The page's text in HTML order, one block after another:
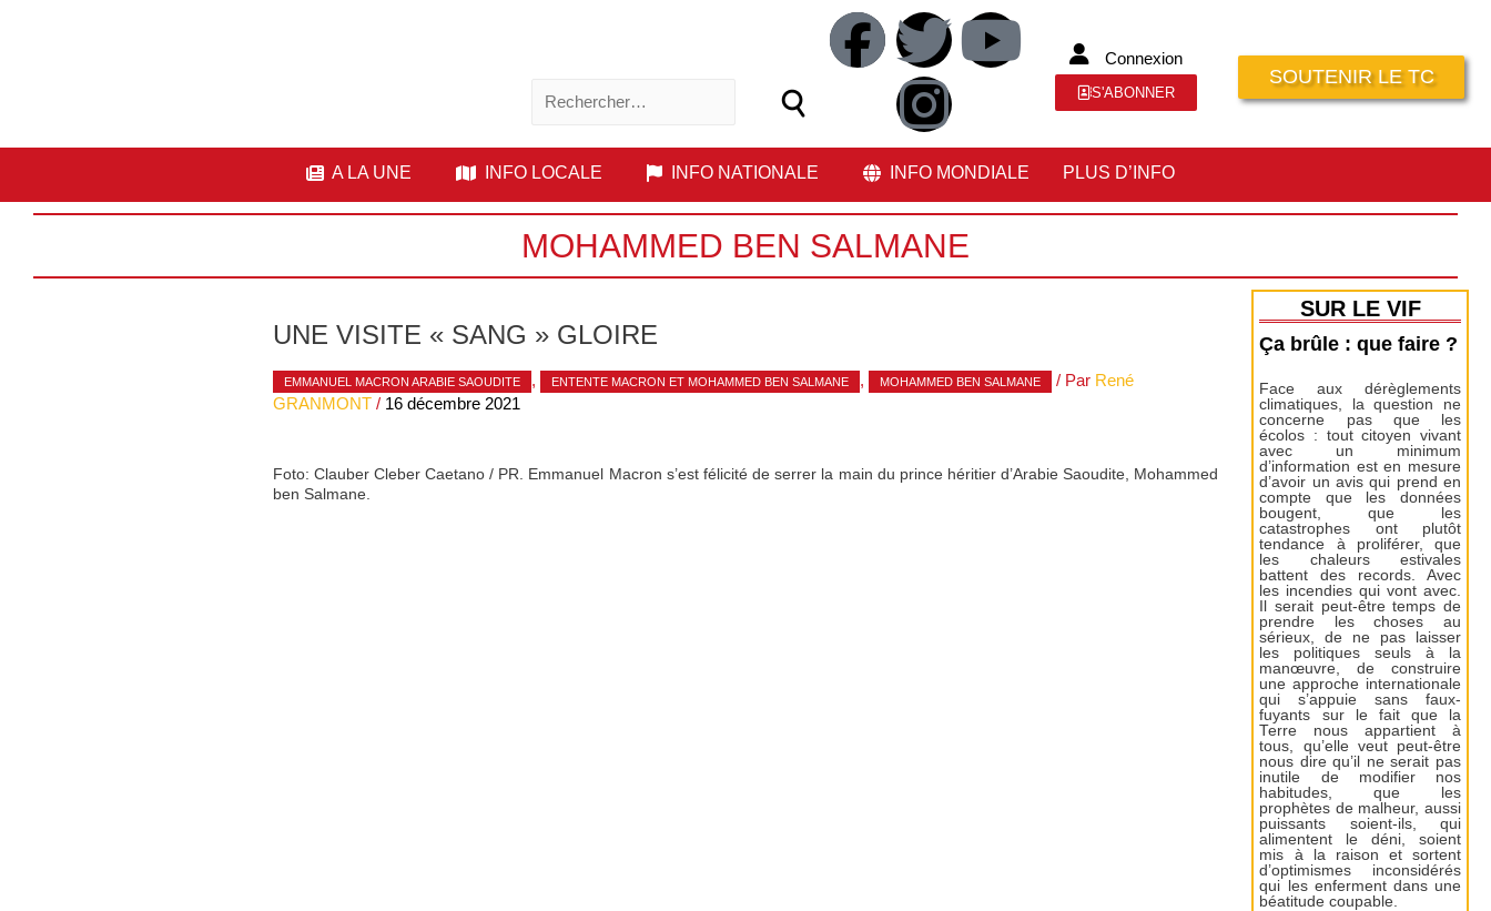
Connexion
S'ABONNER
SOUTENIR LE TC
A LA UNE INFO LOCALE INFO NATIONALE INFO MONDIALE PLUS D’INFO
MOHAMMED BEN SALMANE
UNE VISITE « SANG » GLOIRE
EMMANUEL MACRON ARABIE SAOUDITE , ENTENTE MACRON ET MOHAMMED BEN SALMANE , MOHAMMED BEN SALMANE / Par René
GRANMONT / 16 décembre 2021
Foto: Clauber Cleber Caetano / PR. Emmanuel Macron s’est félicité de serrer la main du prince héritier d’Arabie Saoudite, Mohammed
ben Salmane.
SUR LE VIF
Ça brûle : que faire ?
Face aux dérèglements
climatiques, la question ne
concerne pas que les
écolos : tout citoyen vivant
avec un minimum
d’information est en mesure
d’avoir un avis qui prend en
compte que les données
bougent, que les
catastrophes ont plutôt
tendance à proliférer, que
les chaleurs estivales
battent des records. Avec
les incendies qui vont avec.
Il serait peut-être temps de
prendre les choses au
sérieux, de ne pas laisser
les politiques seuls à la
manœuvre, de construire
une approche internationale
qui s’appuie sans faux-
fuyants sur le fait que la
Terre nous appartient à
tous, qu’elle veut peut-être
nous dire qu’il ne serait pas
inutile de modifier nos
habitudes, que les
prophètes de malheur, aussi
puissants soient-ils, qui
alimentent le déni, soient
mis à la raison et sortent
d’optimismes inconsidérés
qui les enferment dans une
béatitude coupable.